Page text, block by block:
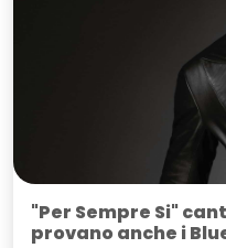
"Per Sempre Si"
provano anche i